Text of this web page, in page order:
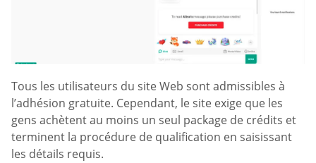
Tous les utilisateurs du site Web sont admissibles à
l’adhésion gratuite. Cependant, le site exige que les
gens achètent au moins un seul package de crédits et
terminent la procédure de qualification en saisissant
les détails requis.